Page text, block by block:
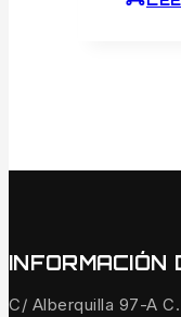
INFORMACIÓN
C/ Alberquilla 97-A